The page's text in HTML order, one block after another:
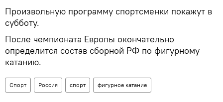
Произвольную программу спортсменки покажут в
субботу.
После чемпионата Европы окончательно
определится состав сборной РФ по фигурному
катанию.
Спорт Россия спорт фигурное катание